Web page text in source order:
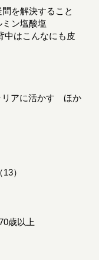
を解決すること
ン塩酸塩
中はこんなにも皮
リアに活かす ほか
）
歳以上